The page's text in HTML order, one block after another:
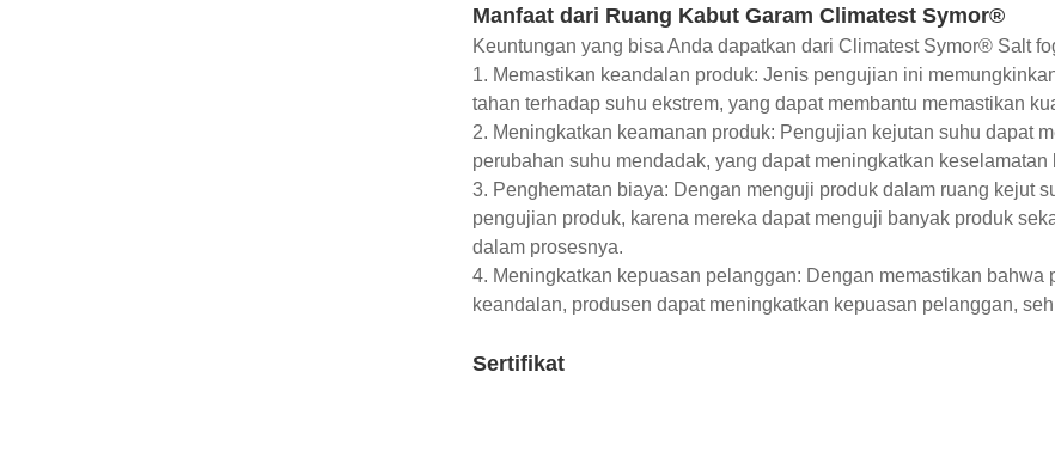
Manfaat dari Ruang Kabut Garam Climatest Symor®
Keuntungan yang bisa Anda dapatkan dari Climatest Symor® Salt
1. Memastikan keandalan produk: Jenis pengujian ini
tahan terhadap suhu ekstrem, yang dapat membantu memastikan
2. Meningkatkan keamanan produk: Pengujian kejutan suhu dapat
perubahan suhu mendadak, yang dapat meningkatkan
3. Penghematan biaya: Dengan menguji produk dalam ruang kejut
pengujian produk, karena mereka dapat menguji banyak produk
dalam prosesnya.
4. Meningkatkan kepuasan pelanggan: Dengan memastikan bahwa
keandalan, produsen dapat meningkatkan kepuasan pelanggan,
Sertifikat